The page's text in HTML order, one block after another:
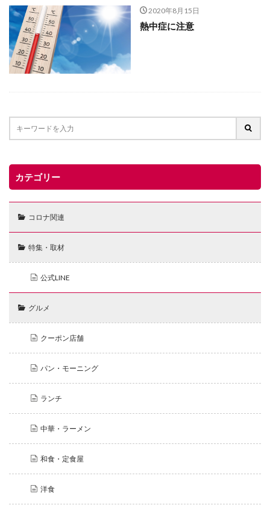
2020年8月15日
熱中症に注意
カテゴリー
コロナ関連
特集・取材
公式LINE
グルメ
クーポン店舗
パン・モーニング
ランチ
中華・ラーメン
和食・定食屋
洋食